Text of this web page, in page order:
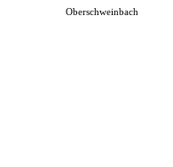
Oberschweinbach